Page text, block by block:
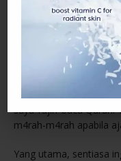
Beri Positive
anak.Baru anak sedar
yang baik. Dengan
kekalkan habit baru
Inilah 4 peringkat yang
saya ‘rajin’ baca
m4rah-m4rah apabila
Yang utama, sentiasa